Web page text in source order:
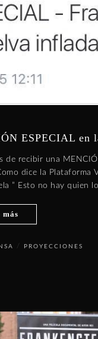
ESPECIAL en
de recibir una
dice la Plataforma
” Esto no hay quien
más
/ PROYECCIONES